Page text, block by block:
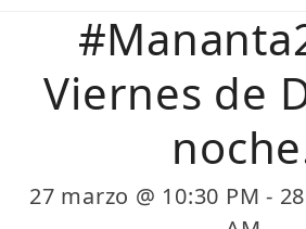
menu
menu
Viernes de
27 marzo @ 10:30 PM -